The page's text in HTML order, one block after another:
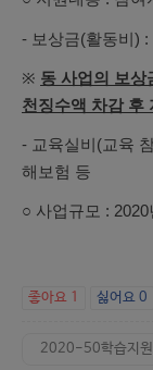
- 보상금(활동비) :
※ 동 사업의 보상
천징수액 차감 후
- 교육실비(교육
해보험 등
○ 사업규모 :
좋아요 1 싫어요 0
2020-50학습지